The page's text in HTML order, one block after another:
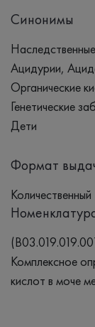
Синонимы
Ацидурии,
Органические
Генетические
Дети
Формат
Количественный
Комплексное
кислот в моче